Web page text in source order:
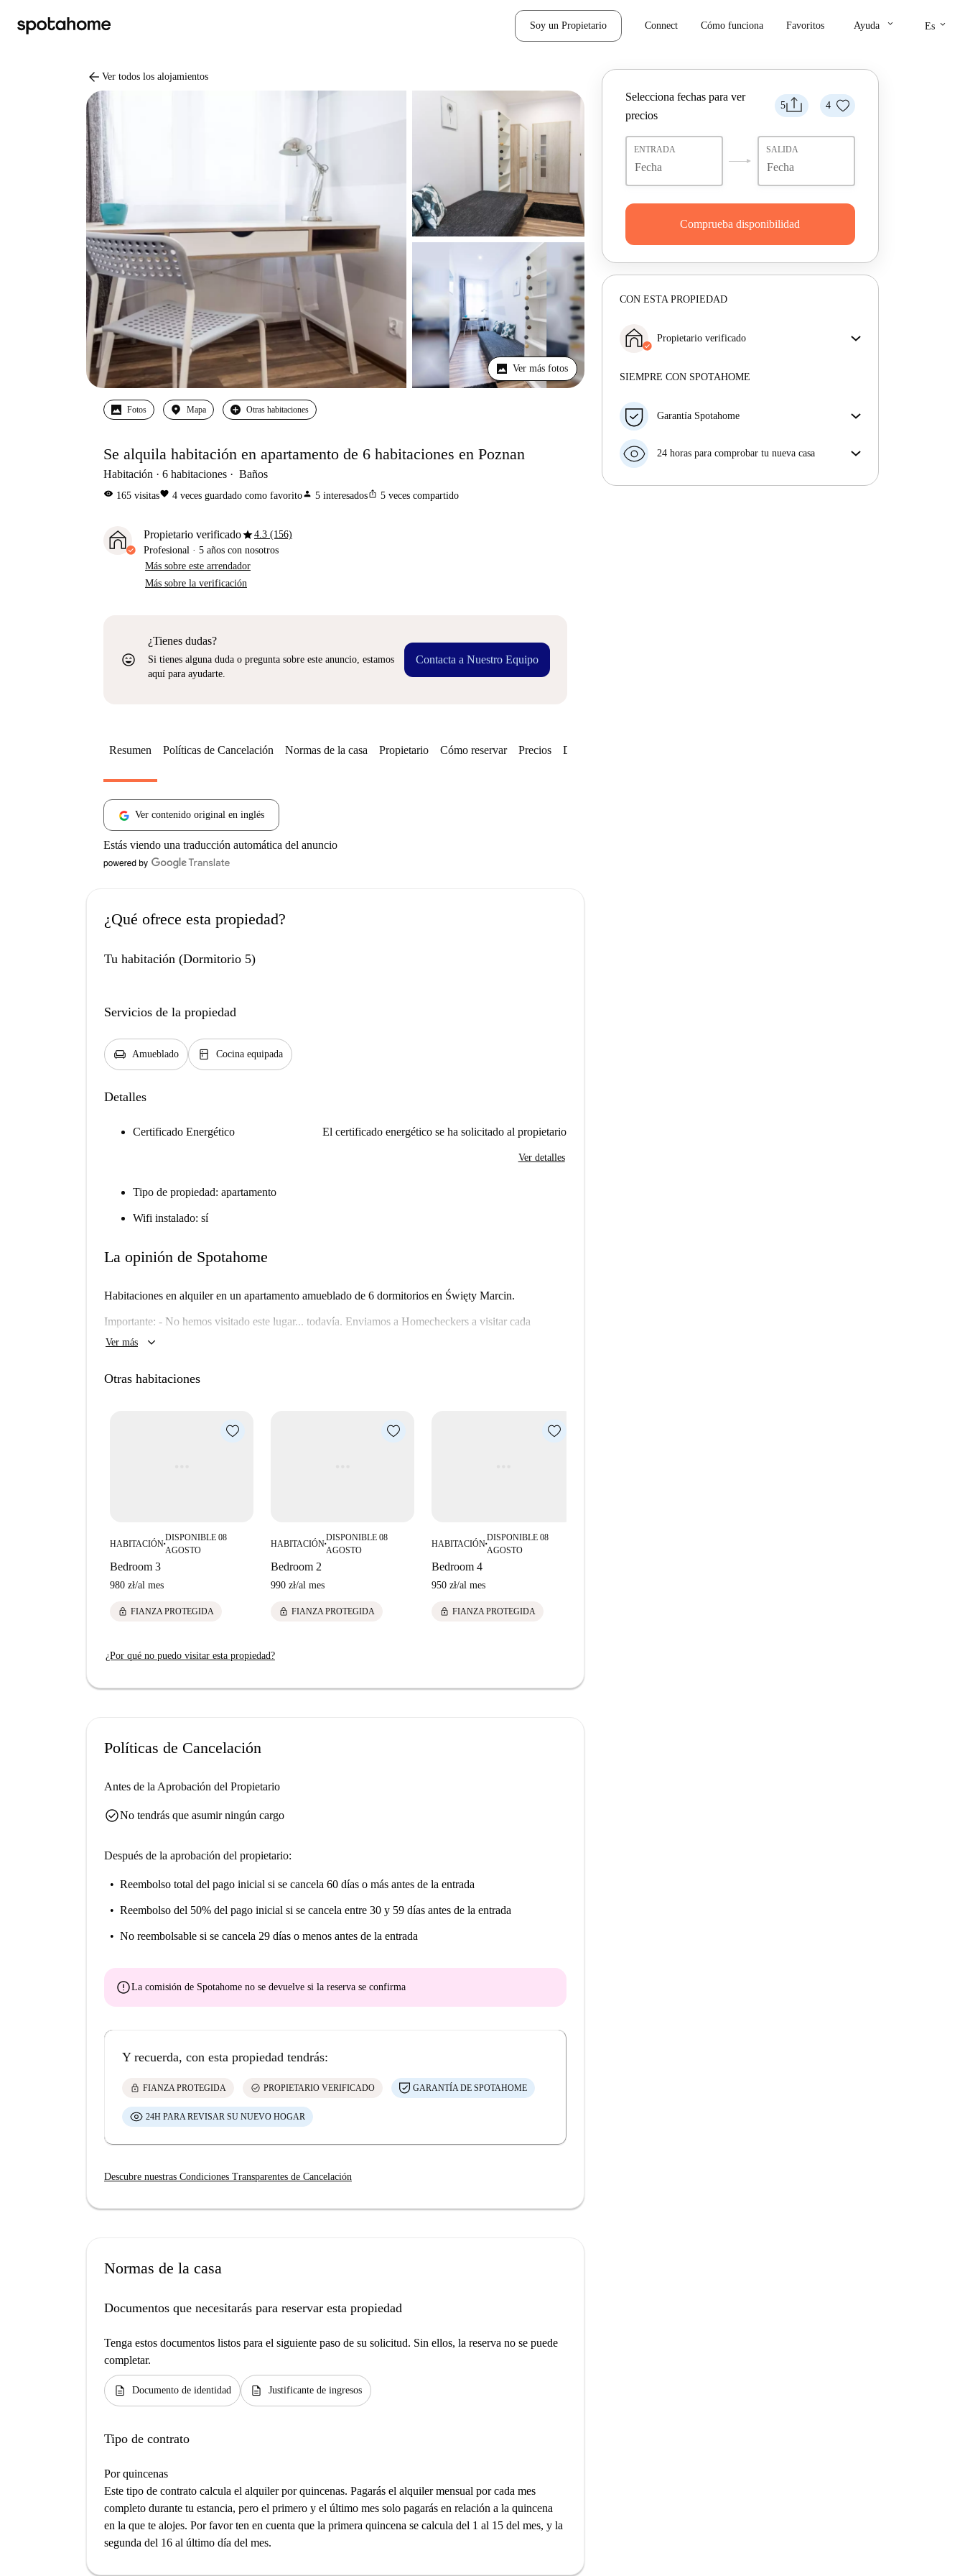
Soy un Propietario Connect Cómo funciona Favoritos Ayuda keyboard_arrow_down Es keyboard_arrow_down
arrow_back Ver todos los alojamientos
Ver más fotos
Fotos Mapa Otras habitaciones
Se alquila habitación en apartamento de 6 habitaciones en Poznan
Habitación 6 habitaciones Baños
visibility 165 visitasfavorite 4 veces guardado como favoritoperson 5 interesadosios_share 5 veces compartido
Propietario verificadostar4.3 (156)
Profesional · 5 años con nosotros
Más sobre este arrendador
Más sobre la verificación
sentiment_very_satisfied
¿Tienes dudas?
Si tienes alguna duda o pregunta sobre este anuncio, estamos
aquí para ayudarte.
Contacta a Nuestro Equipo
5 4
Selecciona fechas para ver
precios
ENTRADA SALIDA
Comprueba disponibilidad
CON ESTA PROPIEDAD
Propietario verificado
Más sobre este arrendador
SIEMPRE CON SPOTAHOME
Garantía Spotahome
horas previas a la fecha de entrada, Spotahome A) te
el hotel hasta que encuentres nueva casa o B) te hará
24 horas para comprobar tu nueva casa
Resumen Políticas de Cancelación Normas de la casa Propietario Cómo reservar Precios Disponibilidades
Ver contenido original en inglés
Estás viendo una traducción automática del anuncio
¿Qué ofrece esta propiedad?
Tu habitación (Dormitorio 5)
Servicios de la propiedad
chair Amueblado kitchen Cocina equipada
Detalles
Certificado Energético El certificado energético se ha solicitado al propietario
Ver detalles
Tipo de propiedad: apartamento
Wifi instalado: sí
La opinión de Spotahome
Habitaciones en alquiler en un apartamento amueblado de 6 dormitorios en Święty Marcin.
Importante: - No hemos visitado este lugar... todavía. Enviamos a Homecheckers a visitar cada
apartamento en Spotahome, así que vuelva pronto para una visita guiada más fotos de 360° y HD.
Ver más keyboard_arrow_down
Otras habitaciones
HABITACIÓN■
DISPONIBLE 08
AGOSTO
Bedroom 3
980 zł/al mes
lock FIANZA PROTEGIDA
HABITACIÓN■
DISPONIBLE 08
AGOSTO
Bedroom 2
990 zł/al mes
lock FIANZA PROTEGIDA
HABITACIÓN■
DISPONIBLE 08
AGOSTO
Bedroom 4
950 zł/al mes
lock FIANZA PROTEGIDA
¿Por qué no puedo visitar esta propiedad?
Políticas de Cancelación
Antes de la Aprobación del Propietario
check_circleNo tendrás que asumir ningún cargo
Después de la aprobación del propietario:
Reembolso total del pago inicial si se cancela 60 días o más antes de la entrada
Reembolso del 50% del pago inicial si se cancela entre 30 y 59 días antes de la entrada
No reembolsable si se cancela 29 días o menos antes de la entrada
errorLa comisión de Spotahome no se devuelve si la reserva se confirma
Y recuerda, con esta propiedad tendrás:
lock FIANZA PROTEGIDA check_circle PROPIETARIO VERIFICADO GARANTÍA DE SPOTAHOME
24H PARA REVISAR SU NUEVO HOGAR
Descubre nuestras Condiciones Transparentes de Cancelación
Normas de la casa
Documentos que necesitarás para reservar esta propiedad
Tenga estos documentos listos para el siguiente paso de su solicitud. Sin ellos, la reserva no se puede
completar.
description Documento de identidad description Justificante de ingresos
Tipo de contrato
Por quincenas
Este tipo de contrato calcula el alquiler por quincenas. Pagarás el alquiler mensual por cada mes
completo durante tu estancia, pero el primero y el último mes solo pagarás en relación a la quincena
en la que te alojes. Por favor ten en cuenta que la primera quincena se calcula del 1 al 15 del mes, y la
segunda del 16 al último día del mes.